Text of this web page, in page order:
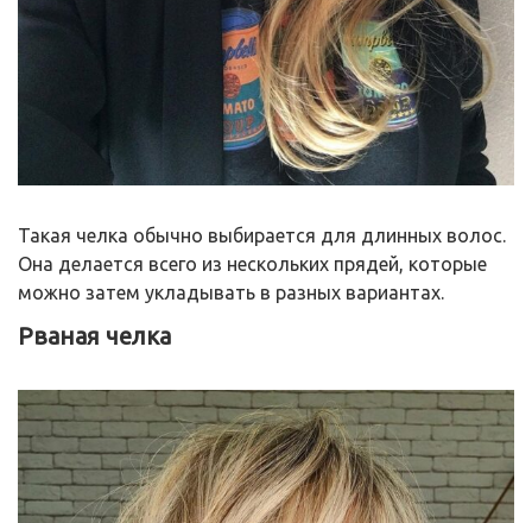
Такая челка обычно выбирается для длинных волос.
Она делается всего из нескольких прядей, которые
можно затем укладывать в разных вариантах.
Рваная челка